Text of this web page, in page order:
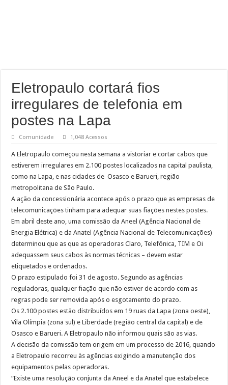
Eletropaulo cortará fios
irregulares de telefonia em
postes na Lapa
Comunidade 1,048 Acessos
A Eletropaulo começou nesta semana a vistoriar e cortar cabos que
estiverem irregulares em 2.100 postes localizados na capital paulista,
como na Lapa, e nas cidades de Osasco e Barueri, região
metropolitana de São Paulo.
A ação da concessionária acontece após o prazo que as empresas de
telecomunicações tinham para adequar suas fiações nestes postes.
Em abril deste ano, uma comissão da Aneel (Agência Nacional de
Energia Elétrica) e da Anatel (Agência Nacional de Telecomunicações)
determinou que as que as operadoras Claro, Telefônica, TIM e Oi
adequassem seus cabos às normas técnicas – devem estar
etiquetados e ordenados.
O prazo estipulado foi 31 de agosto. Segundo as agências
reguladoras, qualquer fiação que não estiver de acordo com as
regras pode ser removida após o esgotamento do prazo.
Os 2.100 postes estão distribuídos em 19 ruas da Lapa (zona oeste),
Vila Olímpia (zona sul) e Liberdade (região central da capital) e de
Osasco e Barueri. A Eletropaulo não informou quais são as vias.
A decisão da comissão tem origem em um processo de 2016, quando
a Eletropaulo recorreu às agências exigindo a manutenção dos
equipamentos pelas operadoras.
“Existe uma resolução conjunta da Aneel e da Anatel que estabelece